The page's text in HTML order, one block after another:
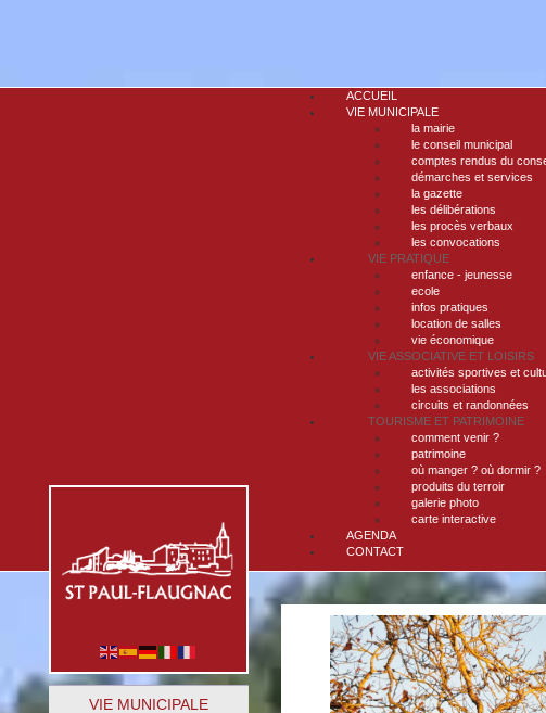
ACCUEIL
VIE MUNICIPALE
la mairie
le conseil municipal
comptes rendus du
démarches et services
la gazette
les délibérations
les procès verbaux
les convocations
VIE PRATIQUE
enfance - jeunesse
ecole
infos pratiques
location de salles
vie économique
VIE ASSOCIATIVE ET LOISIRS
activités sportives et
les associations
circuits et randonnées
TOURISME ET PATRIMOINE
comment venir ?
patrimoine
où manger ? où dormir ?
produits du terroir
galerie photo
carte interactive
AGENDA
CONTACT
VIE MUNICIPALE